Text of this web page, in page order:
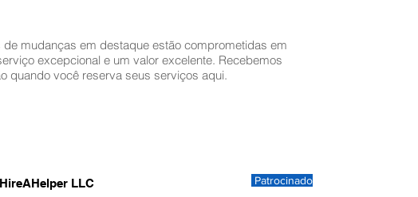
mudanças em destaque estão comprometidas em
excepcional e um valor excelente. Recebemos
quando você reserva seus serviços aqui.
HireAHelper LLC Patrocinado